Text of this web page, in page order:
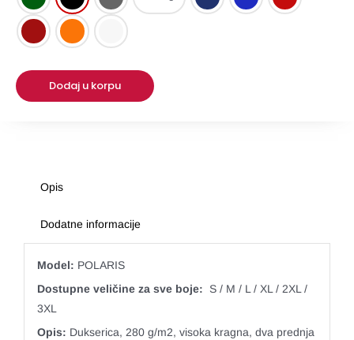
Dodaj u korpu
Opis
Dodatne informacije
Model: POLARIS
Dostupne veličine za sve boje: S / M / L / XL / 2XL /
3XL
Opis: Dukserica, 280 g/m2, visoka kragna, dva prednja